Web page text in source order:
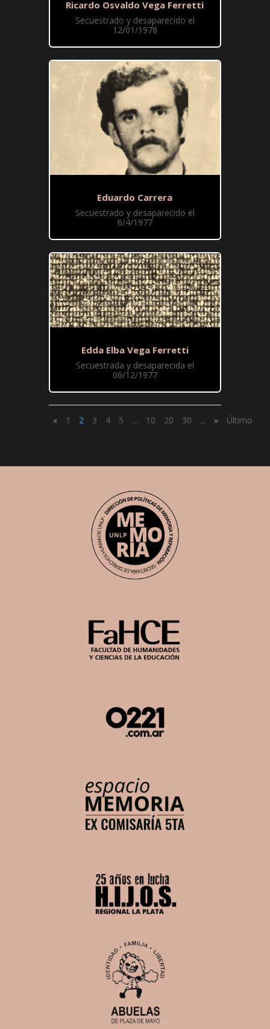
Ricardo Osvaldo Vega Ferretti
Secuestrado y desaparecido el
12/01/1978
Eduardo Carrera
Secuestrado y desaparecido el
6/4/1977
Edda Elba Vega Ferretti
Secuestrada y desaparecida el
06/12/1977
« 1 2 3 4 5 ... 10 20 30 ... » Último